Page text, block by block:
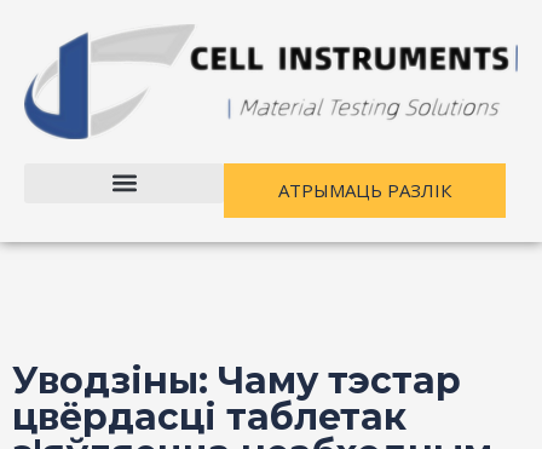
зместу
АТРЫМАЦЬ РАЗЛІК
Уводзіны: Чаму тэстар
цвёрдасці таблетак
паведамленняў